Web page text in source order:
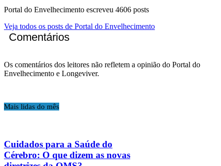
Portal do Envelhecimento escreveu 4606 posts
Veja todos os posts de Portal do Envelhecimento
Comentários
Os comentários dos leitores não refletem a opinião do Portal do
Envelhecimento e Longeviver.
Mais lidas do mês
Cuidados para a Saúde do
Cérebro: O que dizem as novas